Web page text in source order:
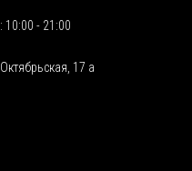
10:00 - 21:00
17 а